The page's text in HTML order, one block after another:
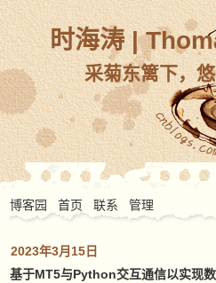
时海涛 |
采菊东篱下，
博客园 首页 联系 管理
2023年3月15日
基于MT5与Python交互通信以实现数